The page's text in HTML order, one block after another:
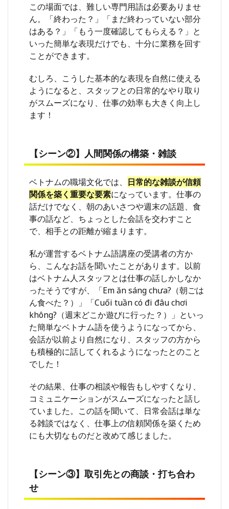
する
7.5
【注
意点
⑤】
食事
み会
は関
係構
築の
重要
仕事
で使
ベト
ナム
語を
効率
的に
習得
する
の方
法
8.1
【方
法
①】
日常
会話
を優
先的
に身
につ
ける
8.2
【方
法
②】
実際
の業
務シ
る
この場面では、難しい専門用語は必要ありませ
ん。「終わった？」「まだ終わっていない部分
はある？」「もう一度確認してもらえる？」と
いった簡単な表現だけでも、十分に業務を回す
ことができます。
むしろ、こうした基本的な表現を自然に使える
ようになると、スタッフとの日常的なやり取り
がスムーズになり、仕事の効率も大きく向上し
ます！
【シーン②】人間関係の構築・雑談
ベトナムの職場文化では、 日常的な雑談が信頼
関係を築く重要な要素になっています。仕事の
話だけでなく、朝のあいさつや週末の話題、食
事の話など、ちょっとした会話を交わすこと
で、相手との距離が縮まります。
私が運営するベトナム語講座の受講者の方か
ら、こんなお話を聞いたことがあります。以前
はベトナム人スタッフとは仕事の話しかしなか
ったそうですが、「Em ăn sáng chưa?（朝ごは
ん食べた？）」「Cuối tuần có đi đâu chơi
không?（週末どこか遊びに行った？）」といっ
た簡単なベトナム語を使うようになってから、
会話が以前より自然になり、スタッフの方から
も積極的に話してくれるようになったとのこと
でした！
その結果、仕事の相談や報告もしやすくなり、
コミュニケーションがスムーズになったと話し
ていました。この話を聞いて、日常会話は単な
る雑談ではなく、仕事上の信頼関係を築くため
にも大切なものだと改めて感じました。
【シーン③】取引先との商談・打ち合わ
せ